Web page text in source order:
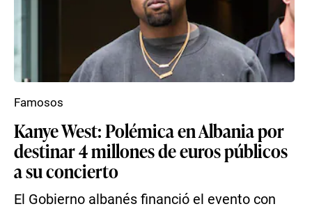
Kanye West: Polémica en Albania por
destinar 4 millones de euros públicos
a su concierto
El Gobierno albanés financió el evento con
Famosos